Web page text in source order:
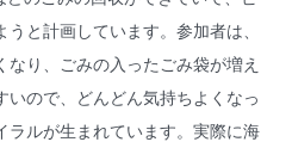
と計画しています。参加者は、
り、ごみの入ったごみ袋が増え
いので、どんどん気持ちよくなっ
ラルが生まれています。実際に海